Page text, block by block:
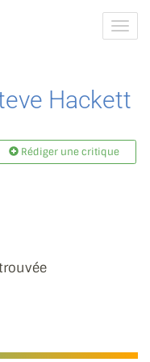
la
Hackett
Rédiger une critique